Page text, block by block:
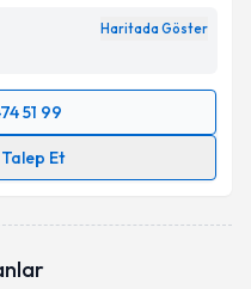
Haritada Göster
51 99
Et
randevu almanız için bir